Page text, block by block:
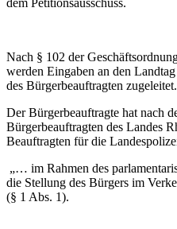
dem Petitionsausschuss.
Nach § 102 der
werden Eingaben an den
des Bürgerbeauftragten zugeleitet.
Der Bürgerbeauftragte hat nach
Bürgerbeauftragten des Landes
Beauftragten für die
„… im Rahmen des
die Stellung des Bürgers im
(§ 1 Abs. 1).